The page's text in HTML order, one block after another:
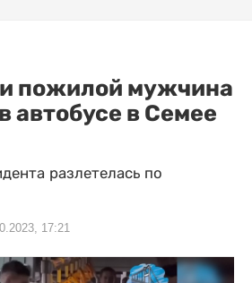
пожилой мужчина
автобусе в Семее
разлетелась по
17:21